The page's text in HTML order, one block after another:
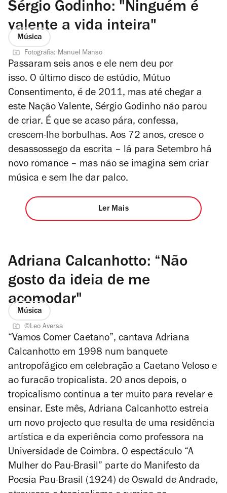
Sérgio Godinho: "Ninguém é
valente a vida inteira"
Música
Fotografia: Manuel Manso
Passaram seis anos e ele nem deu por
isso. O último disco de estúdio, Mútuo
Consentimento, é de 2011, mas até chegar a
este Nação Valente, Sérgio Godinho não parou
de criar. É que se acaso pára, confessa,
crescem-lhe borbulhas. Aos 72 anos, cresce o
desassossego da escrita – lá para Setembro há
novo romance – mas não se imagina sem criar
música e sem lhe dar palco.
Ler Mais
Adriana Calcanhotto: “Não
gosto da ideia de me
acomodar"
Música
©Leo Aversa
“Vamos Comer Caetano”, cantava Adriana
Calcanhotto em 1998 num banquete
antropofágico em celebração a Caetano Veloso e
ao furacão tropicalista. 20 anos depois, o
tropicalismo continua a ter muito para revelar e
ensinar. Este mês, Adriana Calcanhotto estreia
um novo projecto que resulta de uma residência
artística e da experiência como professora na
Universidade de Coimbra. O espectáculo “A
Mulher do Pau-Brasil” parte do Manifesto da
Poesia Pau-Brasil (1924) de Oswald de Andrade,